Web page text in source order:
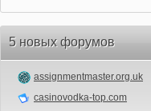
5 новых форумов
assignmentmaster.org.uk
casinovodka-top.com